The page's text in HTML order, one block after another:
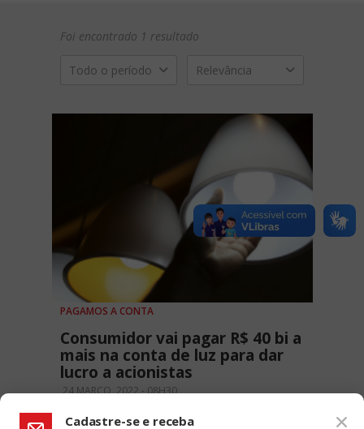
Foi encontrado 1 resultado
Todo o período Relevância
PAGAMOS A CONTA
Consumidor vai pagar R$ 40 bi a
mais na conta de luz para dar
lucro a acionistas
24 MARÇO, 2022 - 08H30
Cadastre-se e receba